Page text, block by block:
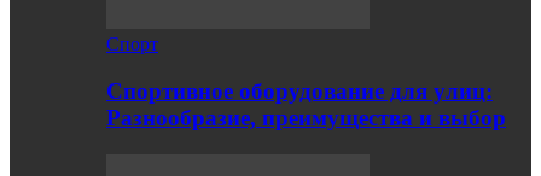
Спорт
Спортивное оборудование для улиц:
Разнообразие, преимущества и выбор